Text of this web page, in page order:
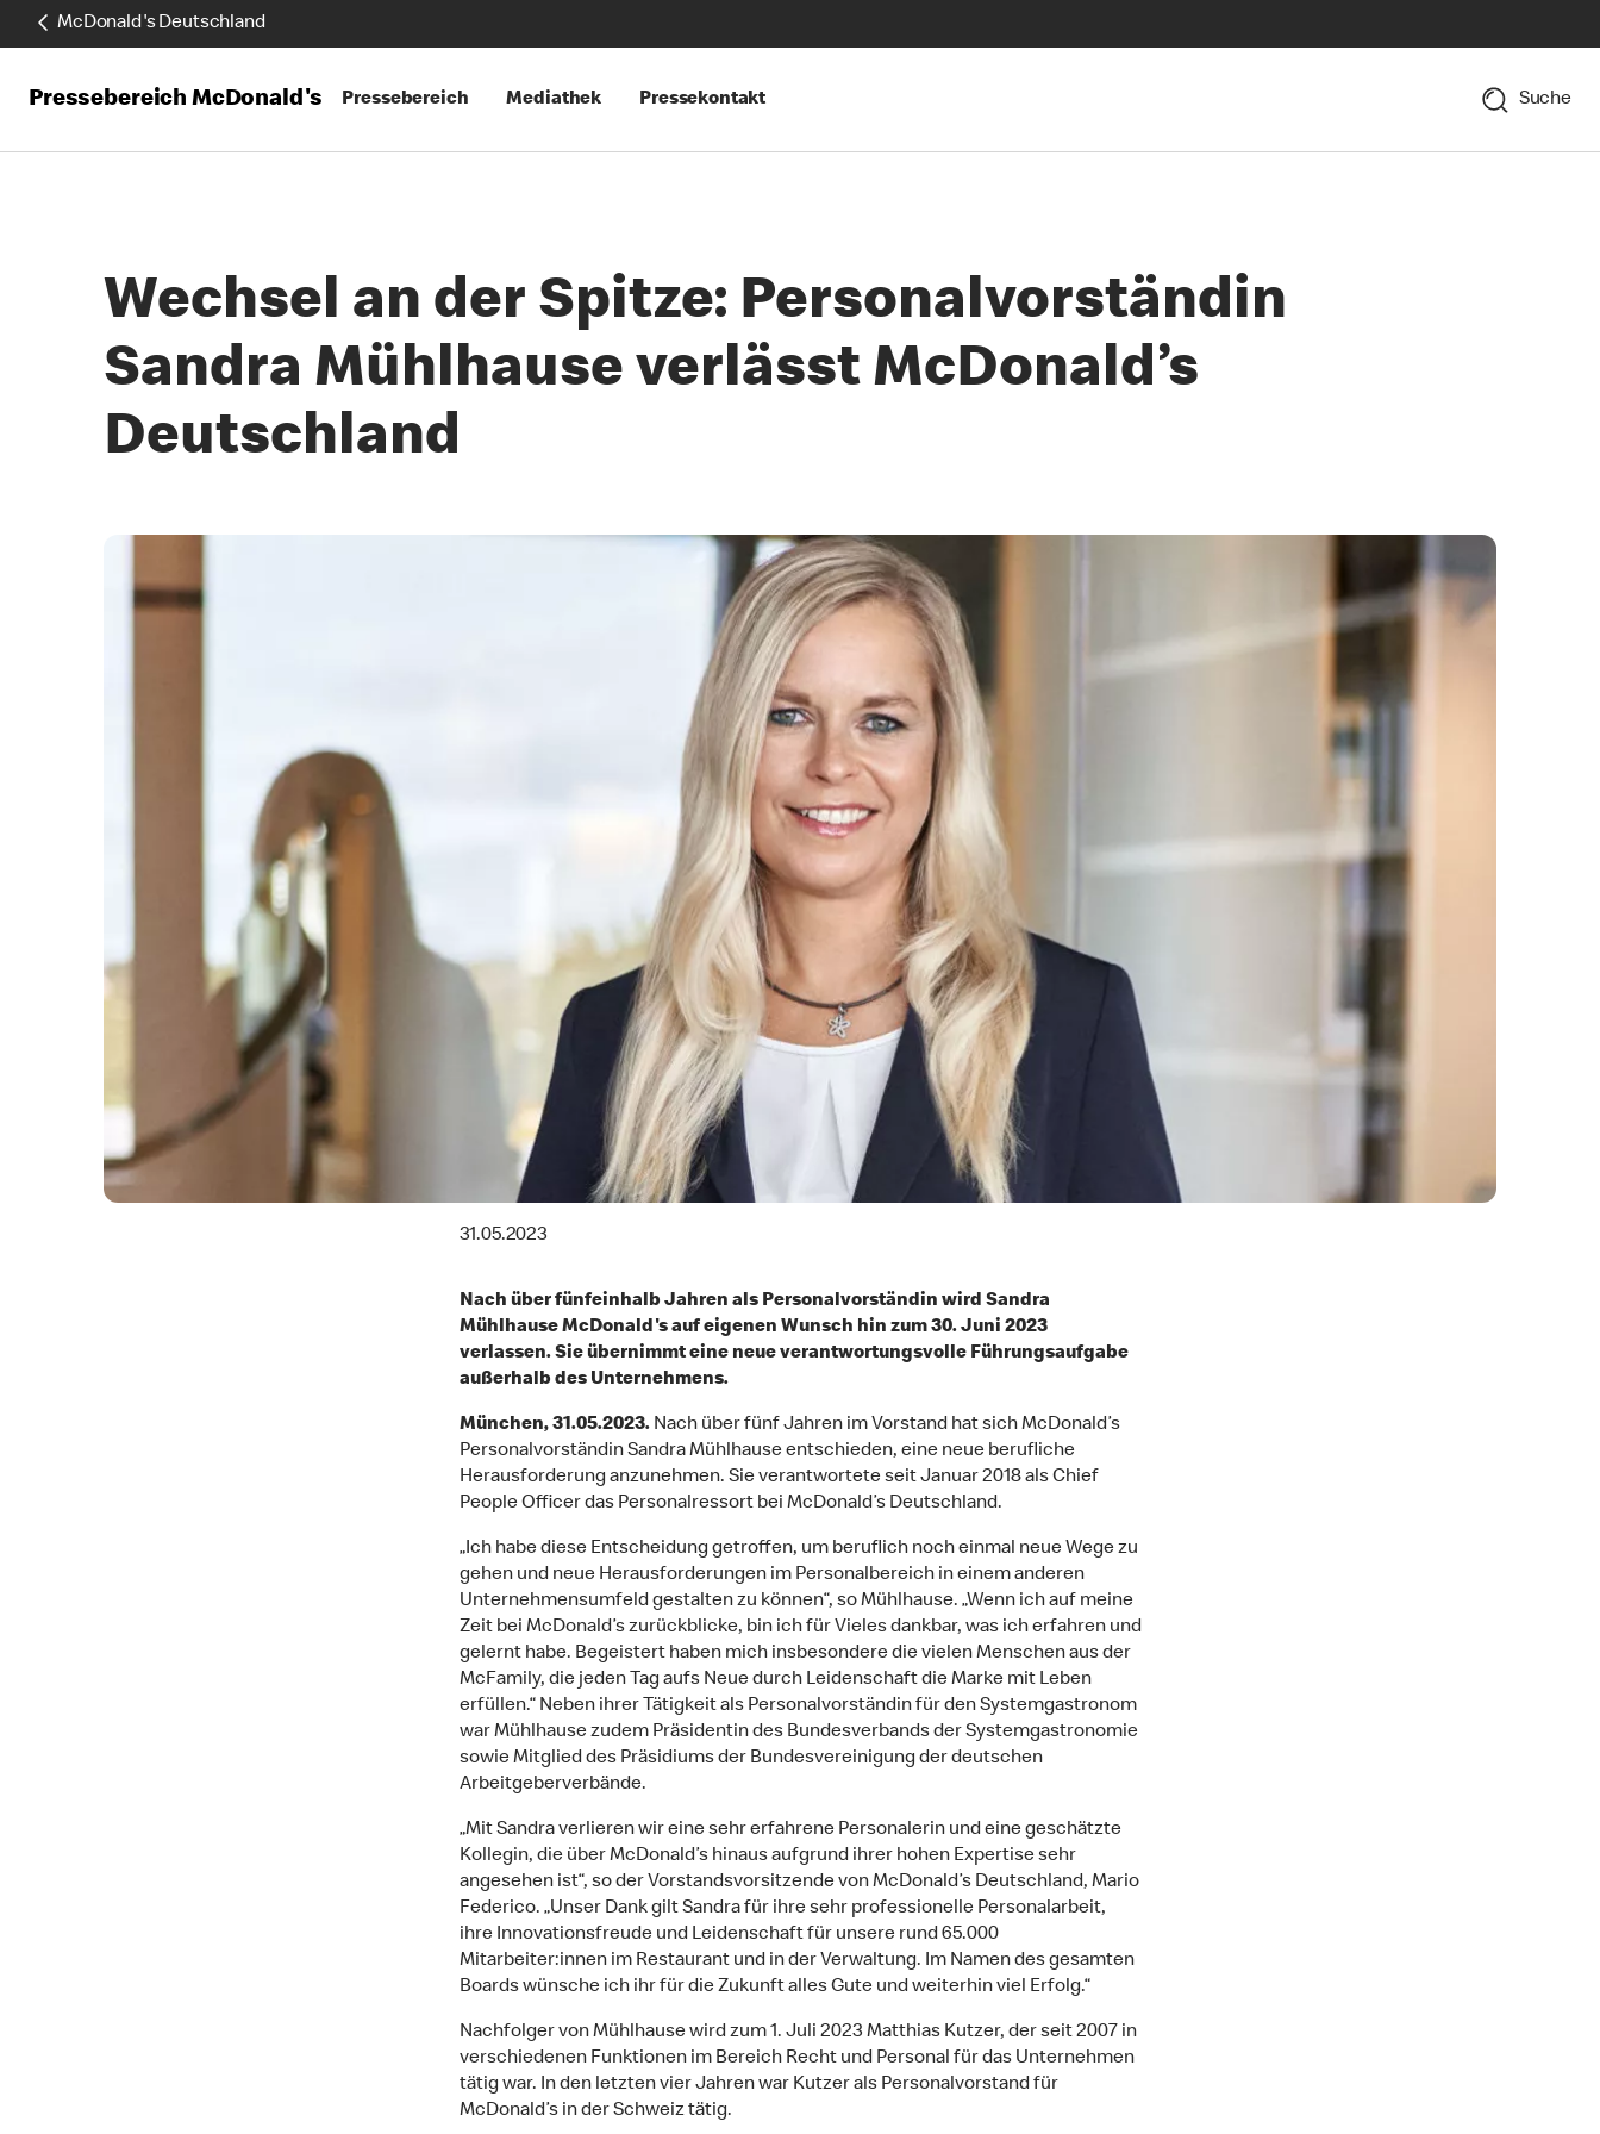
McDonald's Deutschland
Pressebereich McDonald's Pressebereich Mediathek Pressekontakt Suche
Wechsel an der Spitze: Personalvorständin
Sandra Mühlhause verlässt McDonald’s
Deutschland
31.05.2023
Nach über fünfeinhalb Jahren als Personalvorständin wird Sandra
Mühlhause McDonald's auf eigenen Wunsch hin zum 30. Juni 2023
verlassen. Sie übernimmt eine neue verantwortungsvolle Führungsaufgabe
außerhalb des Unternehmens.
München, 31.05.2023.Nach über fünf Jahren im Vorstand hat sich McDonald’s
Personalvorständin Sandra Mühlhause entschieden, eine neue berufliche
Herausforderung anzunehmen. Sie verantwortete seit Januar 2018 als Chief
People Officer das Personalressort bei McDonald’s Deutschland.
„Ich habe diese Entscheidung getroffen, um beruflich noch einmal neue Wege zu
gehen und neue Herausforderungen im Personalbereich in einem anderen
Unternehmensumfeld gestalten zu können“, so Mühlhause. „Wenn ich auf meine
Zeit bei McDonald’s zurückblicke, bin ich für Vieles dankbar, was ich erfahren und
gelernt habe. Begeistert haben mich insbesondere die vielen Menschen aus der
McFamily, die jeden Tag aufs Neue durch Leidenschaft die Marke mit Leben
erfüllen.“ Neben ihrer Tätigkeit als Personalvorständin für den Systemgastronom
war Mühlhause zudem Präsidentin des Bundesverbands der Systemgastronomie
sowie Mitglied des Präsidiums der Bundesvereinigung der deutschen
Arbeitgeberverbände.
„Mit Sandra verlieren wir eine sehr erfahrene Personalerin und eine geschätzte
Kollegin, die über McDonald’s hinaus aufgrund ihrer hohen Expertise sehr
angesehen ist“, so der Vorstandsvorsitzende von McDonald’s Deutschland, Mario
Federico. „Unser Dank gilt Sandra für ihre sehr professionelle Personalarbeit,
ihre Innovationsfreude und Leidenschaft für unsere rund 65.000
Mitarbeiter:innen im Restaurant und in der Verwaltung. Im Namen des gesamten
Boards wünsche ich ihr für die Zukunft alles Gute und weiterhin viel Erfolg.“
Nachfolger von Mühlhause wird zum 1. Juli 2023 Matthias Kutzer, der seit 2007 in
verschiedenen Funktionen im Bereich Recht und Personal für das Unternehmen
tätig war. In den letzten vier Jahren war Kutzer als Personalvorstand für
McDonald’s in der Schweiz tätig.